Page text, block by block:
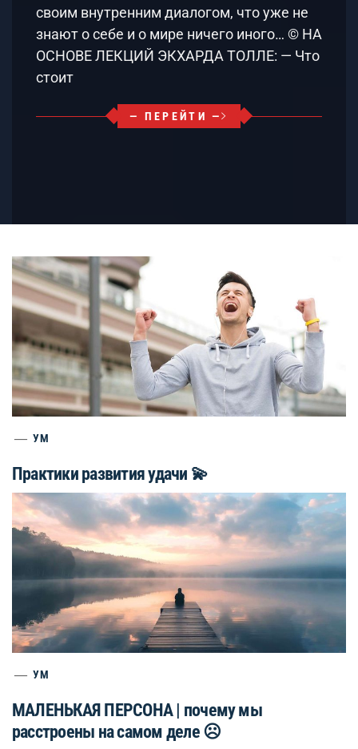
своим внутренним диалогом, что уже не
знают о себе и о мире ничего иного… © НА
ОСНОВЕ ЛЕКЦИЙ ЭКХАРДА ТОЛЛЕ: — Что
стоит
— ПЕРЕЙТИ —
УМ
Практики развития удачи 💫
УМ
МАЛЕНЬКАЯ ПЕРСОНА | почему мы
расстроены на самом деле ☹️